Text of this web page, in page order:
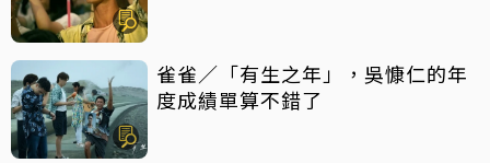
雀雀／「有生之年」，吳慷仁的年
度成績單算不錯了